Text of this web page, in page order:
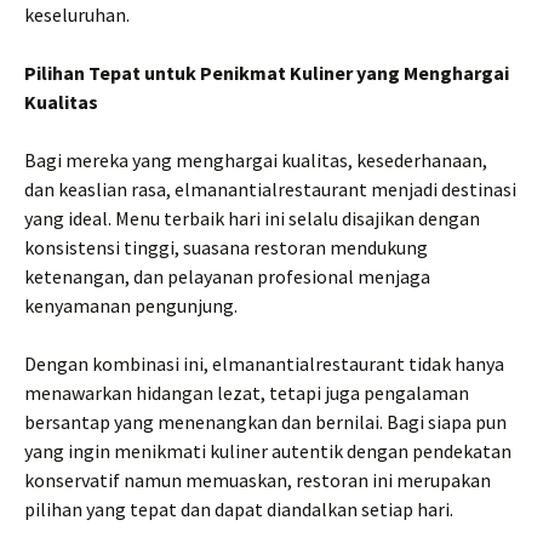
keseluruhan.
Pilihan Tepat untuk Penikmat Kuliner yang Menghargai
Kualitas
Bagi mereka yang menghargai kualitas, kesederhanaan,
dan keaslian rasa, elmanantialrestaurant menjadi destinasi
yang ideal. Menu terbaik hari ini selalu disajikan dengan
konsistensi tinggi, suasana restoran mendukung
ketenangan, dan pelayanan profesional menjaga
kenyamanan pengunjung.
Dengan kombinasi ini, elmanantialrestaurant tidak hanya
menawarkan hidangan lezat, tetapi juga pengalaman
bersantap yang menenangkan dan bernilai. Bagi siapa pun
yang ingin menikmati kuliner autentik dengan pendekatan
konservatif namun memuaskan, restoran ini merupakan
pilihan yang tepat dan dapat diandalkan setiap hari.